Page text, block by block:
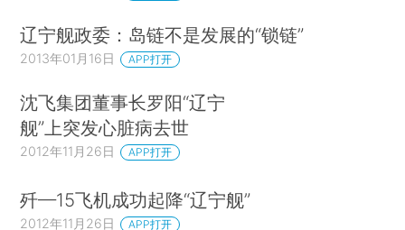
辽宁舰政委：岛链不是发展的“锁链”
2013年01月16日 APP打开
沈飞集团董事长罗阳“辽宁
舰”上突发心脏病去世
2012年11月26日 APP打开
歼—15飞机成功起降“辽宁舰”
2012年11月26日 APP打开